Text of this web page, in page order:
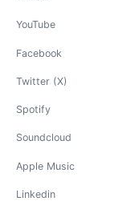
YouTube
Facebook
Twitter (X)
Spotify
Soundcloud
Apple Music
Linkedin